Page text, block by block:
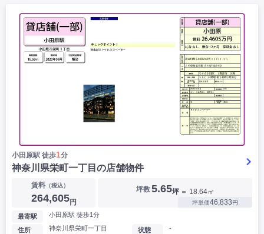
小田原駅 徒歩1分
神奈川県栄町一丁目の店舗物件
賃料（税込）
264,605円
坪数5.65坪 ＝ 18.64㎡
坪単価46,833円
最寄駅 小田原駅 徒歩1分
住所 神奈川県栄町一丁目 状態 -